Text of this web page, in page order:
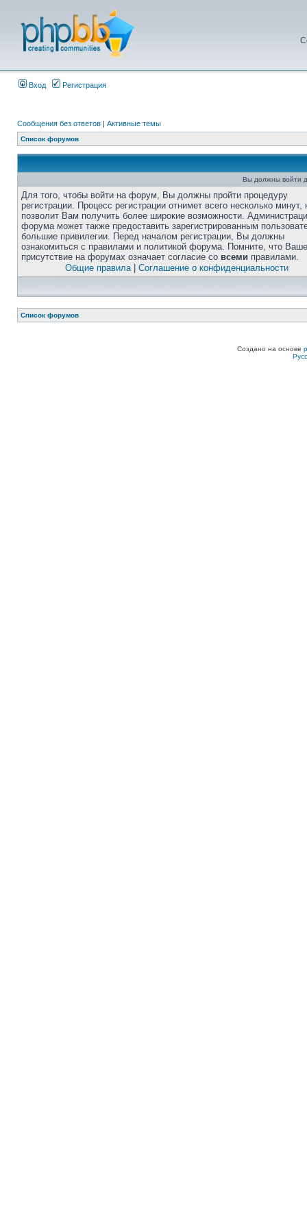
Вход Регистрация
Сообщения без ответов | Активные темы
Список форумов
Вы должны войти
Для того, чтобы войти на форум, Вы должны пройти процедуру
регистрации. Процесс регистрации отнимет всего несколько минут,
позволит Вам получить более широкие возможности.
форума может также предоставить зарегистрированным
большие привилегии. Перед началом регистрации, Вы должны
ознакомиться с правилами и политикой форума. Помните, что Ваше
присутствие на форумах означает согласие со всеми правилами.
Общие правила| Соглашение о конфиденциальности
Список форумов
Создано на основе